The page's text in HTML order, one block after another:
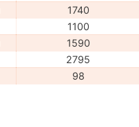
1740
1100
1590
2795
98